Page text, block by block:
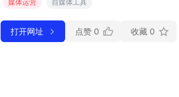
媒体运营 自媒体工具
打开网址 点赞 0 收藏 0